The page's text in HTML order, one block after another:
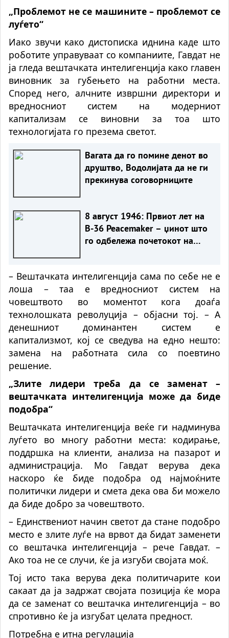
„Проблемот не се машините – проблемот се
луѓето“
Иако звучи како дистописка иднина каде што
роботите управуваат со компаниите, Гавдат не
ја гледа вештачката интелигенција како главен
виновник за губењето на работни места.
Според него, алчните извршни директори и
вредносниот систем на модерниот
капитализам се виновни за тоа што
технологијата го презема светот.
Вагата да го помине денот во
друштво, Водолијата да не ги
прекинува соговорниците
8 август 1946: Првиот лет на
B-36 Peacemaker – џинот што
го одбележа почетокот на
– Вештачката интелигенција сама по себе не е
лоша – таа е вредносниот систем на
човештвото во моментот кога доаѓа
технолошката револуција – објасни тој. – А
денешниот доминантен систем е
капитализмот, кој се сведува на едно нешто:
замена на работната сила со поевтино
решение.
„Злите лидери треба да се заменат –
вештачката интелигенција може да биде
подобра“
Вештачката интелигенција веќе ги надминува
луѓето во многу работни места: кодирање,
поддршка на клиенти, анализа на пазарот и
администрација. Мо Гавдат верува дека
наскоро ќе биде подобра од најмоќните
политички лидери и смета дека ова би можело
да биде добро за човештвото.
– Единствениот начин светот да стане подобро
место е злите луѓе на врвот да бидат заменети
со вештачка интелигенција – рече Гавдат. –
Ако тоа не се случи, ќе ја изгуби својата моќ.
Тој исто така верува дека политичарите кои
сакаат да ја задржат својата позиција ќе мора
да се заменат со вештачка интелигенција – во
спротивно ќе ја изгубат целата предност.
Потребна е итна регулација